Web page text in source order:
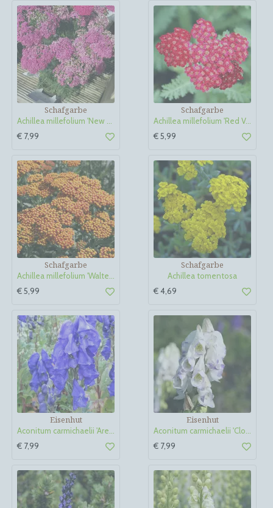
Schafgarbe
Achillea millefolium 'New Vintage Violet'
€ 7,99
Schafgarbe
Achillea millefolium 'Red Velvet'
€ 5,99
Schafgarbe
Achillea millefolium 'Walter Funcke'
€ 5,99
Schafgarbe
Achillea tomentosa
€ 4,69
Eisenhut
Aconitum carmichaelii 'Arendsii'
€ 7,99
Eisenhut
Aconitum carmichaelii 'Cloudy'
€ 7,99